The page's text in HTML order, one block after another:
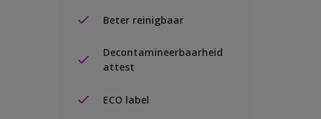
Beter reinigbaar
Decontamineerbaarheid
attest
ECO label